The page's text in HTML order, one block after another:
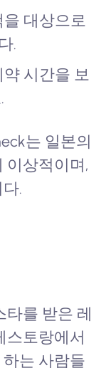
대상으로
.
시간을 보
는 일본의
이상적이며,
.
타를 받은 레
스토랑에서
는 사람들